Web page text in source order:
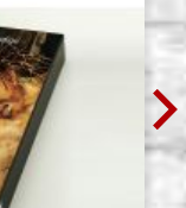
Stocker: 11 - COD.
P0198RA2
ACHETER
Stocker: 8 - COD.